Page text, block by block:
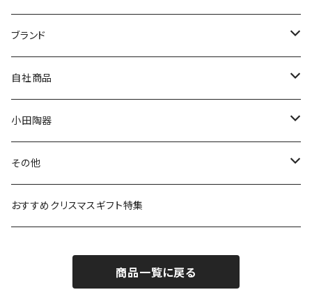
マグ＆カップ
プレート
ボウル
ガラスウェア
カトラリー
ムーミン
80th記念アイテム
リトルミイの日記念アイテム
MOOMIN ANIMATION
スヌーピー
ピーターラビット
ポケットモンスター
mofusand（モフサンド）
ブランド
LA AMYS(エミーズ)
LISA LARSON(リサラーソン)
LAURA ASHLEY(ローラ アシュレイ)
Finlayson(フィンレイソン)
自社商品
ねこ企画
Cecera(セセラ)
CELEC(セレック)
小田陶器
さざなみ
吉祥
メイメイウェア
その他
リサイクル食器
おすすめクリスマスギフト特集
商品一覧に戻る